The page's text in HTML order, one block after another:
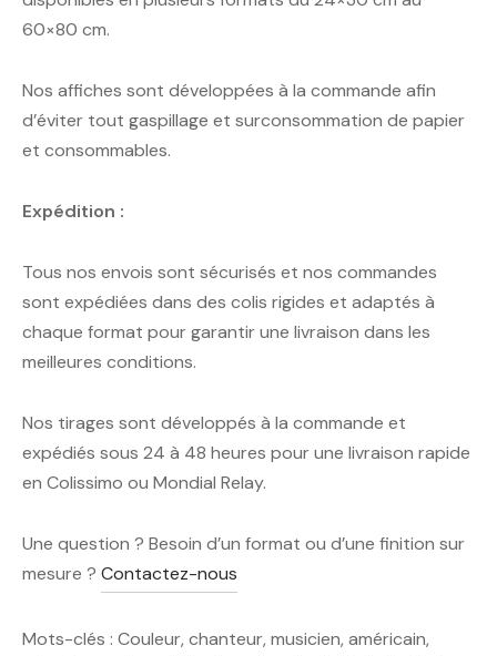
60×80 cm.
Nos affiches sont développées à la commande afin
d’éviter tout gaspillage et surconsommation de papier
et consommables.
Expédition :
Tous nos envois sont sécurisés et nos commandes
sont expédiées dans des colis rigides et adaptés à
chaque format pour garantir une livraison dans les
meilleures conditions.
Nos tirages sont développés à la commande et
expédiés sous 24 à 48 heures pour une livraison rapide
en Colissimo ou Mondial Relay.
Une question ? Besoin d’un format ou d’une finition sur
mesure ? Contactez-nous
Mots-clés : Couleur, chanteur, musicien, américain,